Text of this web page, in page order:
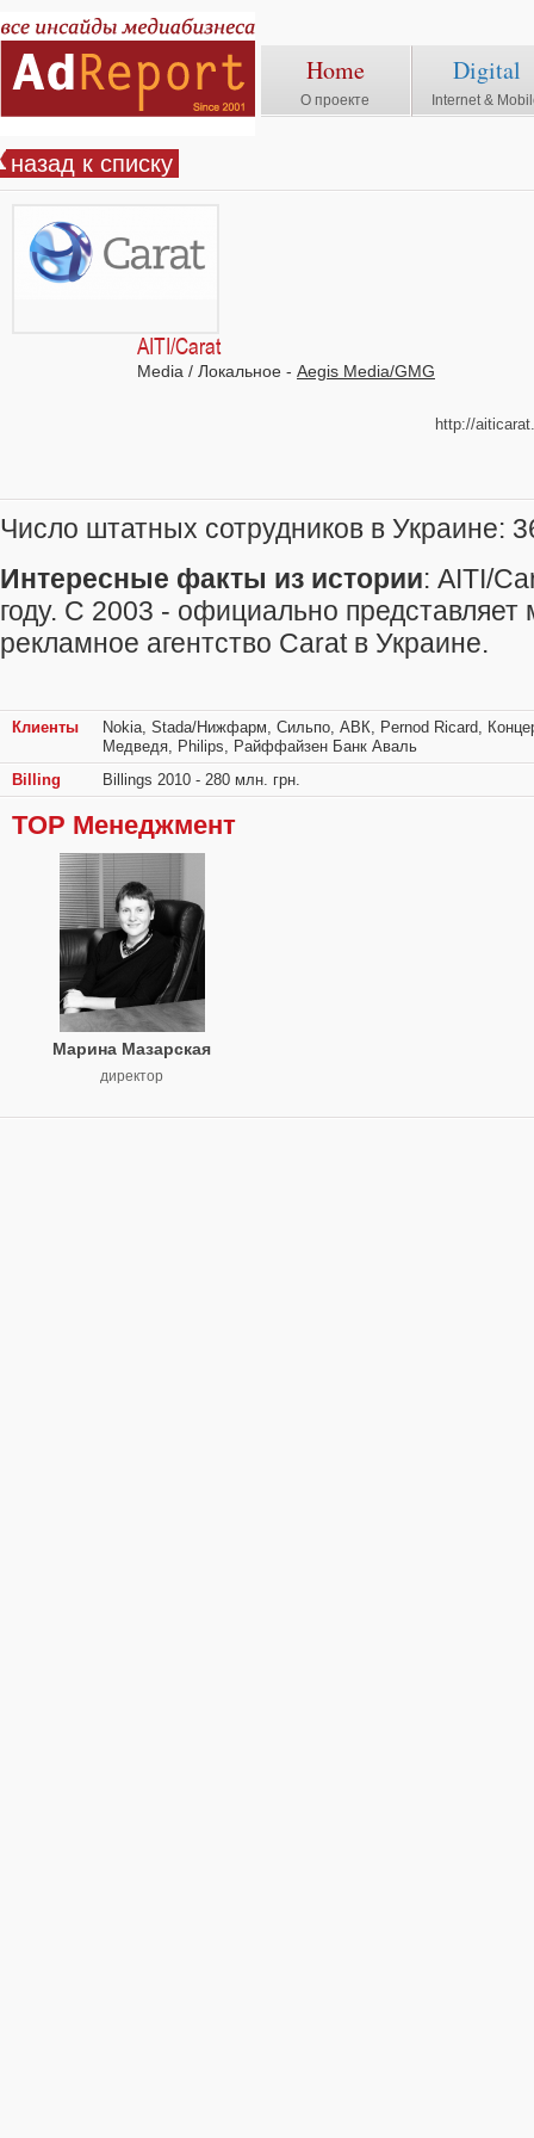
Home
О проекте
Digital
Internet &
назад к списку
AITI/Carat
Media / Локальное - Aegis Media/GMG
http://
Число штатных сотрудников в Украине:
Интересные факты из истории: AITI/
году. C 2003 - официально
рекламное агентство Carat в Украине.
Клиенты
Nokia, Stada/Нижфарм, Сильпо, АВК, Pernod Ricard,
Медведя, Philips, Райффайзен Банк Аваль
Billing
Billings 2010 - 280 млн. грн.
TOP Менеджмент
Марина Мазарская
директор